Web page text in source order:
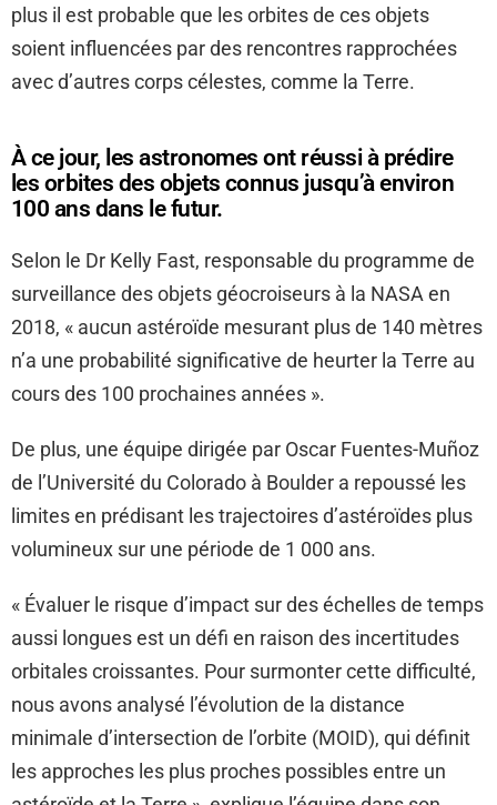
plus il est probable que les orbites de ces objets
soient influencées par des rencontres rapprochées
avec d’autres corps célestes, comme la Terre.
À ce jour, les astronomes ont réussi à prédire
les orbites des objets connus jusqu’à environ
100 ans dans le futur.
Selon le Dr Kelly Fast, responsable du programme de
surveillance des objets géocroiseurs à la NASA en
2018, « aucun astéroïde mesurant plus de 140 mètres
n’a une probabilité significative de heurter la Terre au
cours des 100 prochaines années ».
De plus, une équipe dirigée par Oscar Fuentes-Muñoz
de l’Université du Colorado à Boulder a repoussé les
limites en prédisant les trajectoires d’astéroïdes plus
volumineux sur une période de 1 000 ans.
« Évaluer le risque d’impact sur des échelles de temps
aussi longues est un défi en raison des incertitudes
orbitales croissantes. Pour surmonter cette difficulté,
nous avons analysé l’évolution de la distance
minimale d’intersection de l’orbite (MOID), qui définit
les approches les plus proches possibles entre un